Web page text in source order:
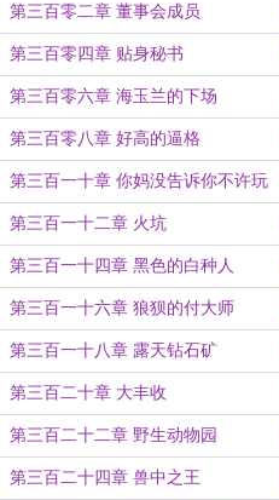
第三百零二章 董事会成员
第三百零四章 贴身秘书
第三百零六章 海玉兰的下场
第三百零八章 好高的逼格
第三百一十章 你妈没告诉你不许玩
火吗
第三百一十二章 火坑
第三百一十四章 黑色的白种人
第三百一十六章 狼狈的付大师
第三百一十八章 露天钻石矿
第三百二十章 大丰收
第三百二十二章 野生动物园
第三百二十四章 兽中之王